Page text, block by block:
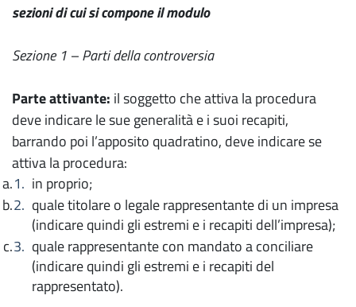
sezioni di cui si compone il modulo
Sezione 1 – Parti della controversia
Parte attivante: il soggetto che attiva la procedura
deve indicare le sue generalità e i suoi recapiti,
barrando poi l’apposito quadratino, deve indicare se
attiva la procedura:
in proprio;
quale titolare o legale rappresentante di un impresa
(indicare quindi gli estremi e i recapiti dell’impresa);
quale rappresentante con mandato a conciliare
(indicare quindi gli estremi e i recapiti del
rappresentato).